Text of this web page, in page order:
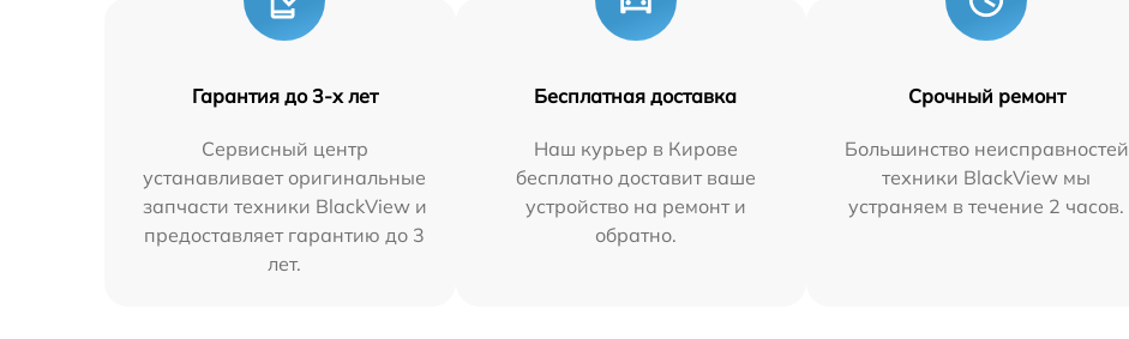
Гарантия до 3-х лет
Сервисный центр
устанавливает оригинальные
запчасти техники BlackView и
предоставляет гарантию до 3
лет.
Бесплатная доставка
Наш курьер в Кирове
бесплатно доставит ваше
устройство на ремонт и
обратно.
Срочный ремонт
Большинство неисправностей
техники BlackView мы
устраняем в течение 2 часов.